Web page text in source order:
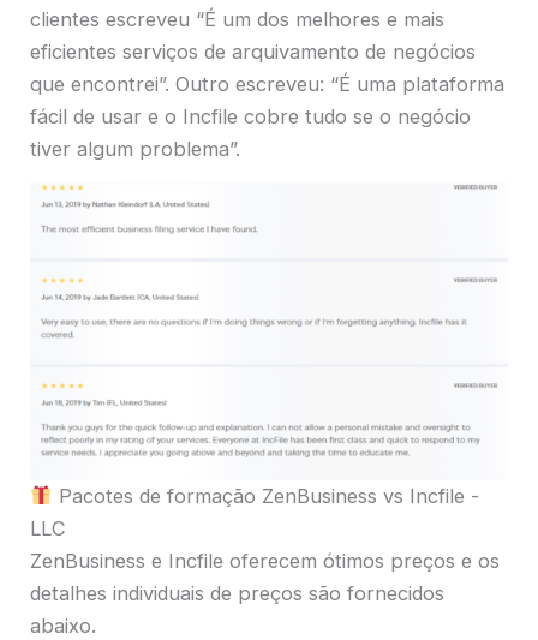
clientes escreveu “É um dos melhores e mais
eficientes serviços de arquivamento de negócios
que encontrei”. Outro escreveu: “É uma plataforma
fácil de usar e o Incfile cobre tudo se o negócio
tiver algum problema”.
Pacotes de formação ZenBusiness vs Incfile -
LLC
ZenBusiness e Incfile oferecem ótimos preços e os
detalhes individuais de preços são fornecidos
abaixo.